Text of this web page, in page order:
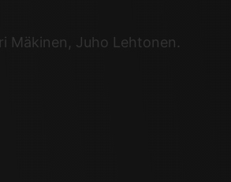
Mäkinen, Juho Lehtonen.